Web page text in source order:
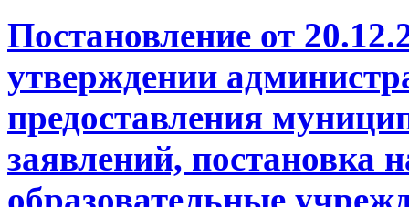
Постановление от
утверждении
предоставления
заявлений, постановка
образовательные